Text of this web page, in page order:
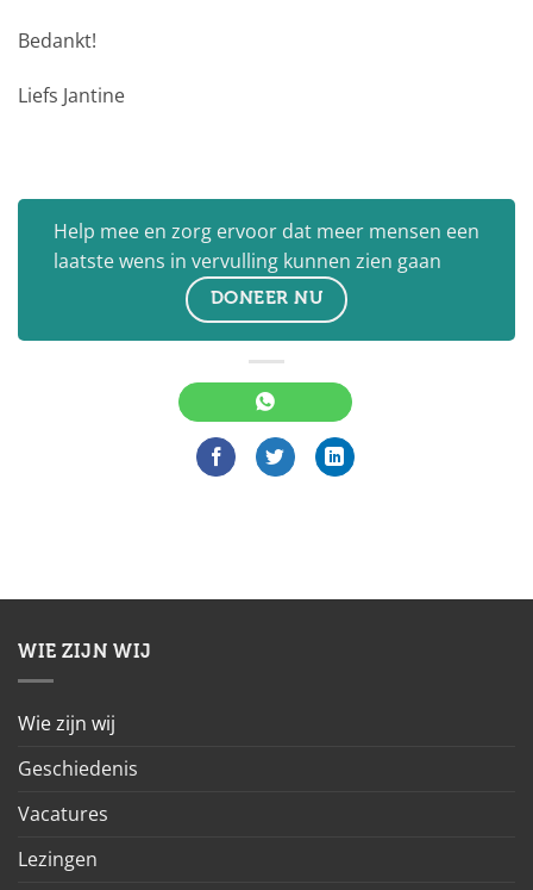
Bedankt!
Liefs Jantine
Help mee en zorg ervoor dat meer mensen een
laatste wens in vervulling kunnen zien gaan
DONEER NU
WIE ZIJN WIJ
Wie zijn wij
Geschiedenis
Vacatures
Lezingen